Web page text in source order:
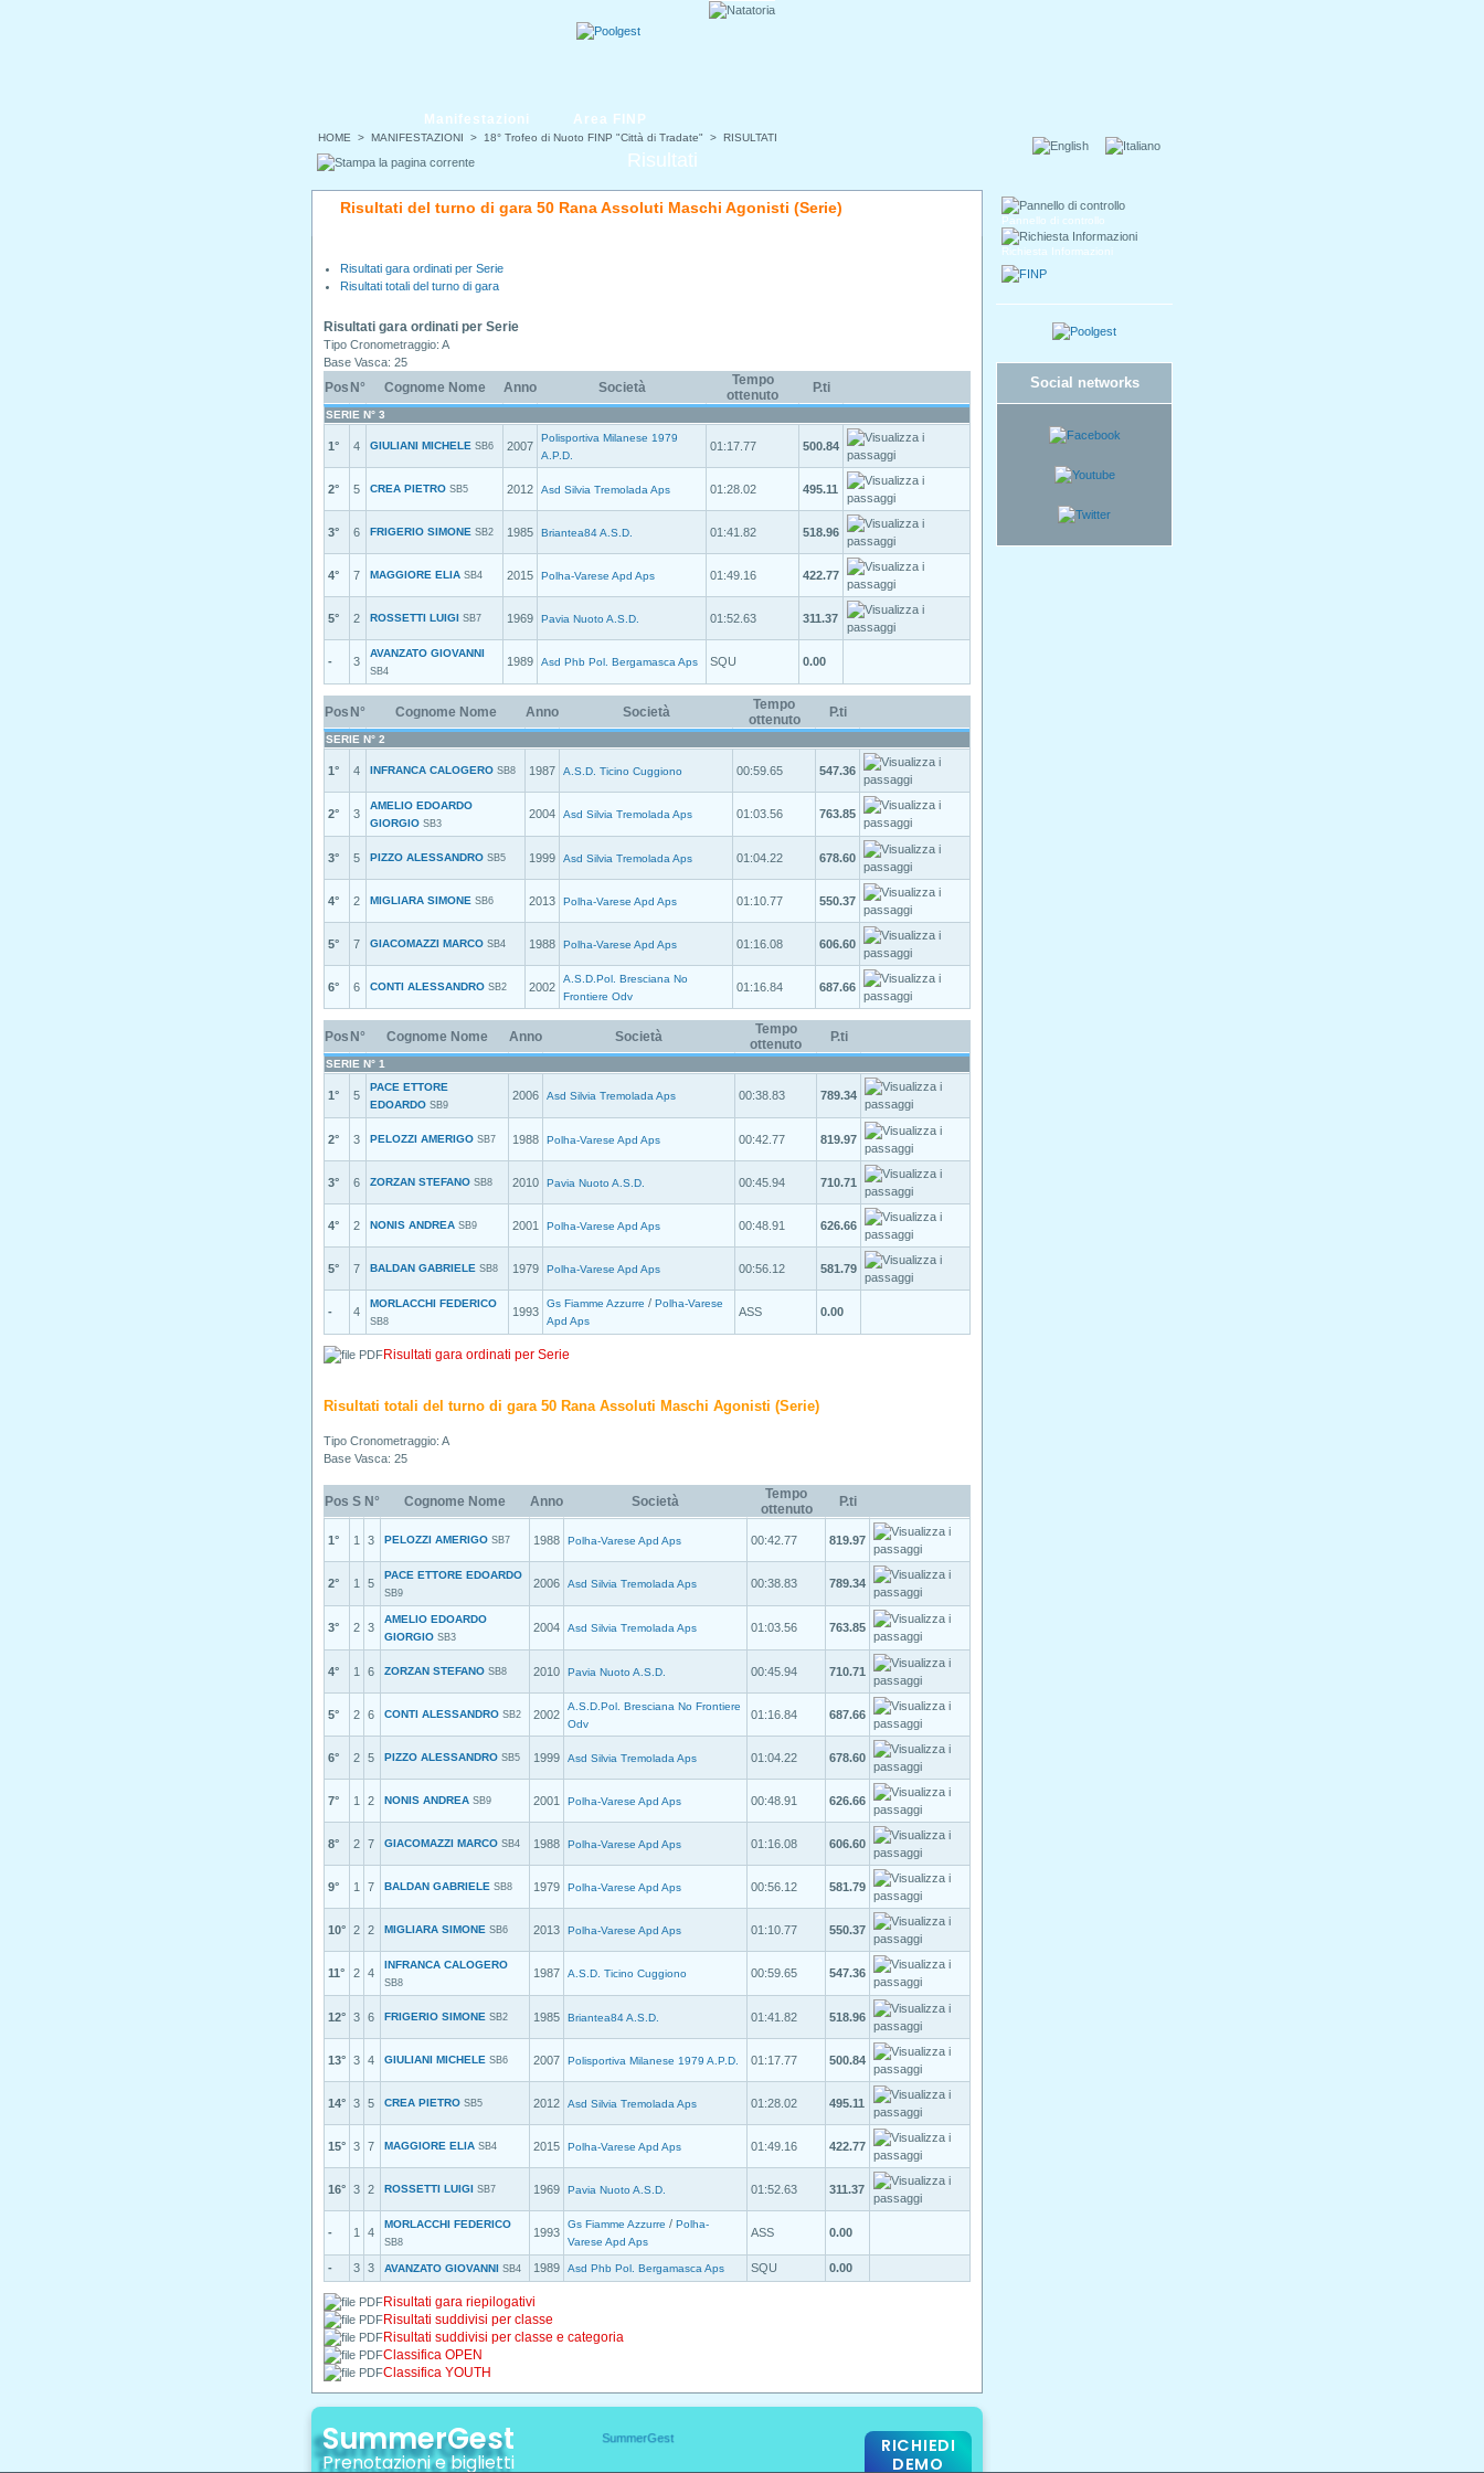
HOME > MANIFESTAZIONI > 18° Trofeo di Nuoto FINP "Città di Tradate" > RISULTATI
Manifestazioni Area FINP
Risultati
Risultati del turno di gara 50 Rana Assoluti Maschi Agonisti (Serie)
Risultati gara ordinati per Serie
Risultati totali del turno di gara
Risultati gara ordinati per Serie
Tipo Cronometraggio: A
Base Vasca: 25
Pos N° Cognome Nome Anno Società
Tempo
ottenuto
P.ti
SERIE N° 3
1° 4 GIULIANI MICHELE SB6 2007
Polisportiva Milanese 1979
A.P.D.
01:17.77 500.84
2° 5 CREA PIETRO SB5 2012 Asd Silvia Tremolada Aps 01:28.02 495.11
3° 6 FRIGERIO SIMONE SB2 1985 Briantea84 A.S.D. 01:41.82 518.96
4° 7 MAGGIORE ELIA SB4 2015 Polha-Varese Apd Aps 01:49.16 422.77
5° 2 ROSSETTI LUIGI SB7 1969 Pavia Nuoto A.S.D. 01:52.63 311.37
- 3
AVANZATO GIOVANNI
SB4
1989 Asd Phb Pol. Bergamasca Aps SQU 0.00
Pos N° Cognome Nome Anno Società
Tempo
ottenuto
P.ti
SERIE N° 2
1° 4 INFRANCA CALOGERO SB8 1987 A.S.D. Ticino Cuggiono 00:59.65 547.36
2° 3
AMELIO EDOARDO
GIORGIO SB3
2004 Asd Silvia Tremolada Aps 01:03.56 763.85
3° 5 PIZZO ALESSANDRO SB5 1999 Asd Silvia Tremolada Aps 01:04.22 678.60
4° 2 MIGLIARA SIMONE SB6 2013 Polha-Varese Apd Aps 01:10.77 550.37
5° 7 GIACOMAZZI MARCO SB4 1988 Polha-Varese Apd Aps 01:16.08 606.60
6° 6 CONTI ALESSANDRO SB2 2002
A.S.D.Pol. Bresciana No
Frontiere Odv
01:16.84 687.66
Pos N° Cognome Nome Anno Società
Tempo
ottenuto
P.ti
SERIE N° 1
1° 5
PACE ETTORE
EDOARDO SB9
2006 Asd Silvia Tremolada Aps 00:38.83 789.34
2° 3 PELOZZI AMERIGO SB7 1988 Polha-Varese Apd Aps 00:42.77 819.97
3° 6 ZORZAN STEFANO SB8 2010 Pavia Nuoto A.S.D. 00:45.94 710.71
4° 2 NONIS ANDREA SB9 2001 Polha-Varese Apd Aps 00:48.91 626.66
5° 7 BALDAN GABRIELE SB8 1979 Polha-Varese Apd Aps 00:56.12 581.79
- 4
MORLACCHI FEDERICO
SB8
1993
Gs Fiamme Azzurre / Polha-Varese
Apd Aps
ASS 0.00
Risultati gara ordinati per Serie
Risultati totali del turno di gara 50 Rana Assoluti Maschi Agonisti (Serie)
Tipo Cronometraggio: A
Base Vasca: 25
Pos S N° Cognome Nome Anno Società
Tempo
ottenuto
P.ti
1° 1 3 PELOZZI AMERIGO SB7 1988 Polha-Varese Apd Aps 00:42.77 819.97
2° 1 5
PACE ETTORE EDOARDO
SB9
2006 Asd Silvia Tremolada Aps 00:38.83 789.34
3° 2 3
AMELIO EDOARDO
GIORGIO SB3
2004 Asd Silvia Tremolada Aps 01:03.56 763.85
4° 1 6 ZORZAN STEFANO SB8 2010 Pavia Nuoto A.S.D. 00:45.94 710.71
5° 2 6 CONTI ALESSANDRO SB2 2002
A.S.D.Pol. Bresciana No Frontiere
Odv
01:16.84 687.66
6° 2 5 PIZZO ALESSANDRO SB5 1999 Asd Silvia Tremolada Aps 01:04.22 678.60
7° 1 2 NONIS ANDREA SB9 2001 Polha-Varese Apd Aps 00:48.91 626.66
8° 2 7 GIACOMAZZI MARCO SB4 1988 Polha-Varese Apd Aps 01:16.08 606.60
9° 1 7 BALDAN GABRIELE SB8 1979 Polha-Varese Apd Aps 00:56.12 581.79
10° 2 2 MIGLIARA SIMONE SB6 2013 Polha-Varese Apd Aps 01:10.77 550.37
11° 2 4
INFRANCA CALOGERO
SB8
1987 A.S.D. Ticino Cuggiono 00:59.65 547.36
12° 3 6 FRIGERIO SIMONE SB2 1985 Briantea84 A.S.D. 01:41.82 518.96
13° 3 4 GIULIANI MICHELE SB6 2007 Polisportiva Milanese 1979 A.P.D. 01:17.77 500.84
14° 3 5 CREA PIETRO SB5 2012 Asd Silvia Tremolada Aps 01:28.02 495.11
15° 3 7 MAGGIORE ELIA SB4 2015 Polha-Varese Apd Aps 01:49.16 422.77
16° 3 2 ROSSETTI LUIGI SB7 1969 Pavia Nuoto A.S.D. 01:52.63 311.37
- 1 4
MORLACCHI FEDERICO
SB8
1993
Gs Fiamme Azzurre / Polha-
Varese Apd Aps
ASS 0.00
- 3 3 AVANZATO GIOVANNI SB4 1989 Asd Phb Pol. Bergamasca Aps SQU 0.00
Risultati gara riepilogativi
Risultati suddivisi per classe
Risultati suddivisi per classe e categoria
Classifica OPEN
Classifica YOUTH
Pannello di controllo
Richiesta Informazioni
Social networks
SummerGest
Prenotazioni e biglietti
RICHIEDI
DEMO